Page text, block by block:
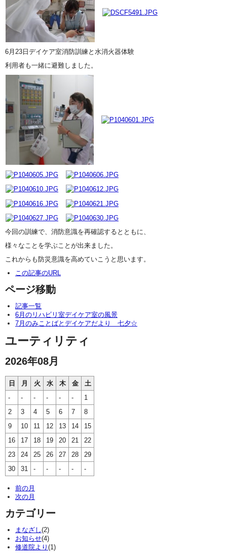
6月23日デイケア室消防訓練と水消火器体験
利用者も一緒に避難しました。
今回の訓練で、 消防意識を再確認するとともに、
様々なことを学ぶことが出来ました。
これからも防災意識を高めていこうと思います。
この記事のURL
ページ移動
記事一覧
6月のリハビリ室デイケア室の風景
7月のみことばとデイケアだより 七夕☆
ユーティリティ
2026年08月
日 月 火 水 木 金
土
-
- - - - -
1
2
3 4 5 6 7
8
9
10 11 12 13 14
15
16
17 18 19 20 21
22
23
24 25 26 27 28
29
30
31 - - - - -
前の月
次の月
カテゴリー
まなざし(2)
お知らせ(4)
修道院より (1)